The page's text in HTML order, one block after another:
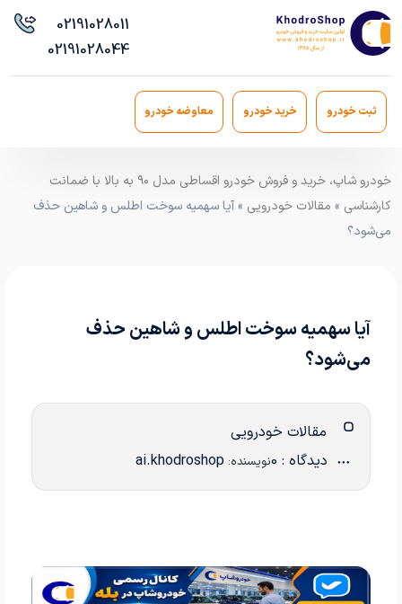
02191028011
02191028044
ثبت خودرو خرید خودرو معاوضه خودرو
خودرو شاپ، خرید و فروش خودرو اقساطی مدل ۹۰ به بالا با ضمانت
کارشناسی » مقالات خودرویی » آیا سهمیه سوخت اطلس و شاهین حذف
می‌شود؟
آیا سهمیه سوخت اطلس و شاهین حذف
می‌شود؟
مقالات خودرویی
دیدگاه : 0 نویسنده: ai.khodroshop